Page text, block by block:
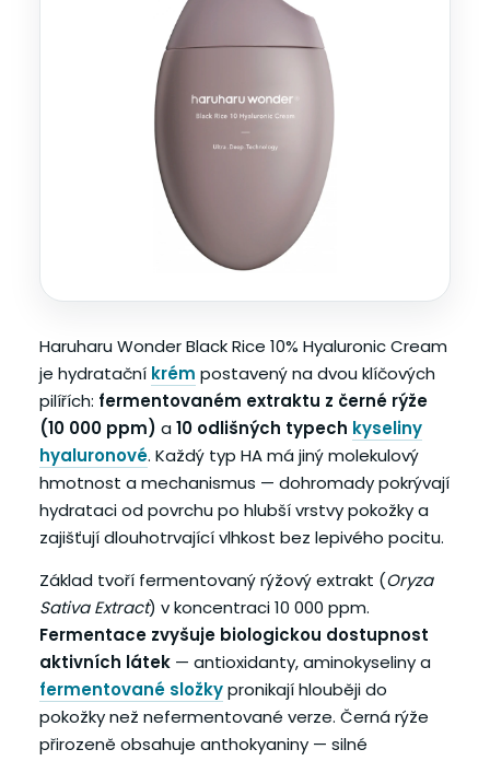
Haruharu Wonder Black Rice 10% Hyaluronic Cream
je hydratační krém postavený na dvou klíčových
pilířích: fermentovaném extraktu z černé rýže
(10 000 ppm) a 10 odlišných typech kyseliny
hyaluronové. Každý typ HA má jiný molekulový
hmotnost a mechanismus — dohromady pokrývají
hydrataci od povrchu po hlubší vrstvy pokožky a
zajišťují dlouhotrvající vlhkost bez lepivého pocitu.
Základ tvoří fermentovaný rýžový extrakt (Oryza
Sativa Extract) v koncentraci 10 000 ppm.
Fermentace zvyšuje biologickou dostupnost
aktivních látek — antioxidanty, aminokyseliny a
fermentované složkypronikají hlouběji do
pokožky než nefermentované verze. Černá rýže
přirozeně obsahuje anthokyaniny — silné